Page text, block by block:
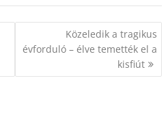
Közeledik a tragikus
évforduló – élve temették el a
kisfiút